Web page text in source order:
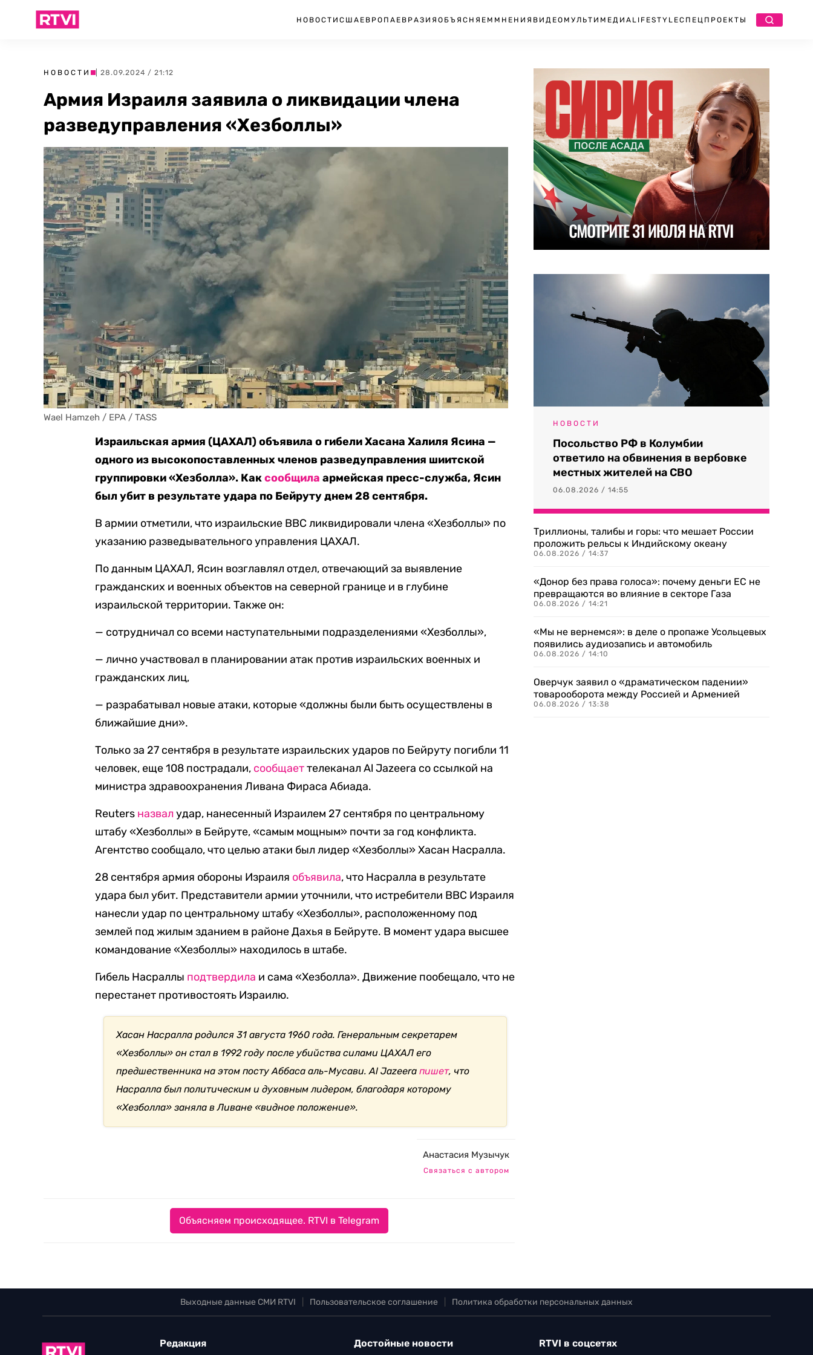
НОВОСТИ США ЕВРОПА ЕВРАЗИЯ ОБЪЯСНЯЕМ МНЕНИЯ ВИДЕО МУЛЬТИМЕДИА LIFESTYLEСПЕЦПРОЕКТЫ
НОВОСТИ | 28.09.2024 / 21:12
Армия Израиля заявила о ликвидации члена
разведуправления «Хезболлы»
Wael Hamzeh / EPA / TASS
Израильская армия (ЦАХАЛ) объявила о гибели Хасана Халиля Ясина —
одного из высокопоставленных членов разведуправления шиитской
группировки «Хезболла». Каксообщила армейская пресс-служба, Ясин
был убит в результате удара по Бейруту днем 28 сентября.
В армии отметили, что израильские ВВС ликвидировали члена «Хезболлы» по
указанию разведывательного управления ЦАХАЛ.
По данным ЦАХАЛ, Ясин возглавлял отдел, отвечающий за выявление
гражданских и военных объектов на северной границе и в глубине
израильской территории. Также он:
— сотрудничал со всеми наступательными подразделениями «Хезболлы»,
— лично участвовал в планировании атак против израильских военных и
гражданских лиц,
— разрабатывал новые атаки, которые «должны были быть осуществлены в
ближайшие дни».
Только за 27 сентября в результате израильских ударов по Бейруту погибли 11
человек, еще 108 пострадали, сообщаеттелеканал Al Jazeera со ссылкой на
министра здравоохранения Ливана Фираса Абиада.
Reuters назвал удар, нанесенный Израилем 27 сентября по центральному
штабу «Хезболлы» в Бейруте, «самым мощным» почти за год конфликта.
Агентство сообщало, что целью атаки был лидер «Хезболлы» Хасан Насралла.
28 сентября армия обороны Израиля объявила, что Насралла в результате
удара был убит. Представители армии уточнили, что истребители ВВС Израиля
нанесли удар по центральному штабу «Хезболлы», расположенному под
землей под жилым зданием в районе Дахья в Бейруте. В момент удара высшее
командование «Хезболлы» находилось в штабе.
Гибель Насраллы подтвердила и сама «Хезболла». Движение пообещало, что не
перестанет противостоять Израилю.
Хасан Насралла родился 31 августа 1960 года. Генеральным секретарем
«Хезболлы» он стал в 1992 году после убийства силами ЦАХАЛ его
предшественника на этом посту Аббаса аль-Мусави.Al Jazeeraпишет, что
Насралла был политическим и духовным лидером, благодаря которому
«Хезболла» заняла в Ливане «видное положение».
Анастасия Музычук
Связаться с автором
Объясняем происходящее. RTVI в Telegram
НОВОСТИ
Посольство РФ в Колумбии
ответило на обвинения в вербовке
местных жителей на СВО
06.08.2026 / 14:55
Триллионы, талибы и горы: что мешает России
проложить рельсы к Индийскому океану
06.08.2026 / 14:37
«Донор без права голоса»: почему деньги ЕС не
превращаются во влияние в секторе Газа
06.08.2026 / 14:21
«Мы не вернемся»: в деле о пропаже Усольцевых
появились аудиозапись и автомобиль
06.08.2026 / 14:10
Оверчук заявил о «драматическом падении»
товарооборота между Россией и Арменией
06.08.2026 / 13:38
Выходные данные СМИ RTVI Пользовательское соглашение Политика обработки персональных данных
Редакция Достойные новости RTVI в соцсетях